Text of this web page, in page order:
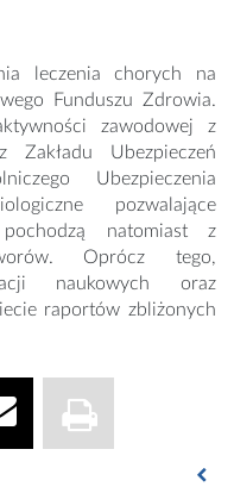
leczenia chorych na
Funduszu Zdrowia.
zawodowej z
Ubezpieczeń
Ubezpieczenia
pozwalające
natomiast z
Oprócz tego,
naukowych oraz
raportów zbliżonych